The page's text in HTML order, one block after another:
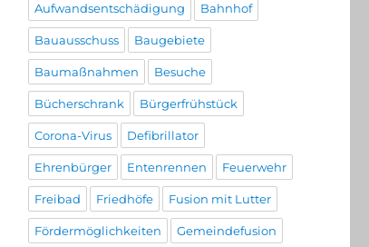
Aufwandsentschädigung Bahnhof
Bauausschuss Baugebiete
Baumaßnahmen Besuche
Bücherschrank Bürgerfrühstück
Corona-Virus Defibrillator
Ehrenbürger Entenrennen Feuerwehr
Freibad Friedhöfe Fusion mit Lutter
Fördermöglichkeiten Gemeindefusion